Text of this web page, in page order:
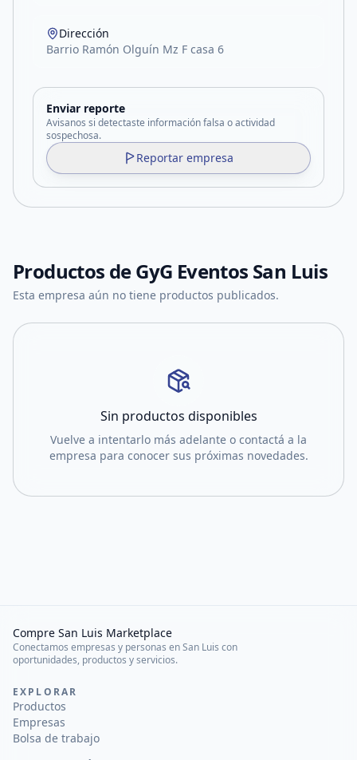
Dirección
Barrio Ramón Olguín Mz F casa 6
Enviar reporte
Avisanos si detectaste información falsa o actividad
sospechosa.
Reportar empresa
Productos deGyG Eventos San Luis
Esta empresa aún no tiene productos publicados.
Sin productos disponibles
Vuelve a intentarlo más adelante o contactá a la
empresa para conocer sus próximas novedades.
Compre San Luis Marketplace
Conectamos empresas y personas en San Luis con
oportunidades, productos y servicios.
EXPLORAR
Productos
Empresas
Bolsa de trabajo